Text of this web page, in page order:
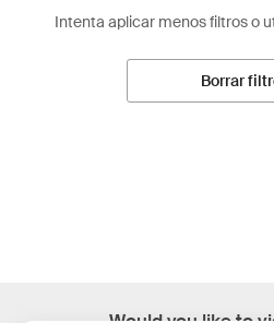
Intenta aplicar menos filtros o
Borrar